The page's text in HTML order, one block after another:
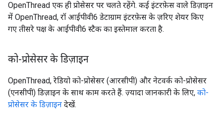
OpenThread एक ही प्रोसेसर पर चलते रहेंगे. कई इंटरफ़ेस वाले डिज़ाइन
में OpenThread, रॉ आईपीवी6 डेटाग्राम इंटरफ़ेस के ज़रिए शेयर किए
गए तीसरे पक्ष के आईपीवी6 स्टैक का इस्तेमाल करता है.
को-प्रोसेसर के डिज़ाइन
OpenThread, रेडियो को-प्रोसेसर (आरसीपी) और नेटवर्क को-प्रोसेसर
(एनसीपी) डिज़ाइन के साथ काम करते हैं. ज़्यादा जानकारी के लिए, को-
प्रोसेसर के डिज़ाइन देखें.